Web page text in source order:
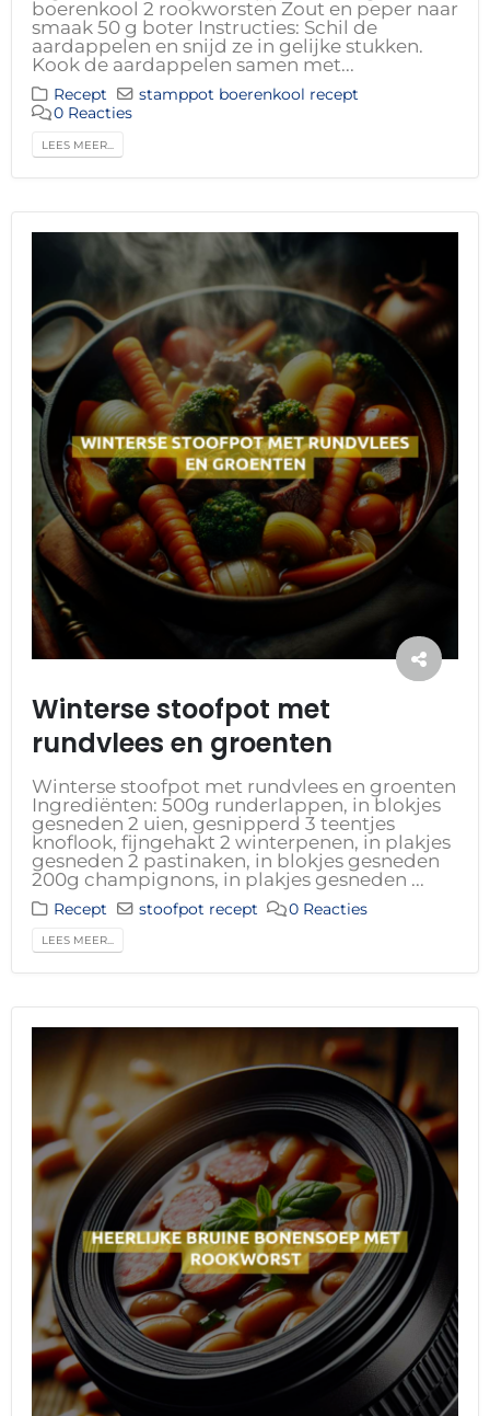
boerenkool 2 rookworsten Zout en peper naar
smaak 50 g boter Instructies: Schil de
aardappelen en snijd ze in gelijke stukken.
Kook de aardappelen samen met...
Recept
stamppot boerenkool recept
0 Reacties
LEES MEER...
Winterse stoofpot met
rundvlees en groenten
Winterse stoofpot met rundvlees en groenten
Ingrediënten: 500g runderlappen, in blokjes
gesneden 2 uien, gesnipperd 3 teentjes
knoflook, fijngehakt 2 winterpenen, in plakjes
gesneden 2 pastinaken, in blokjes gesneden
200g champignons, in plakjes gesneden ...
Recept stoofpot recept 0 Reacties
LEES MEER...